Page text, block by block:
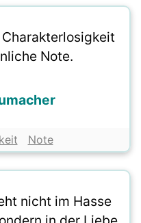
Note.
Note
nicht im Hasse